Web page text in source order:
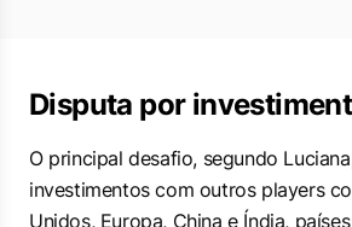
Disputa por
O principal desafio, segundo
investimentos com outros players
Unidos, Europa, China e Índia,